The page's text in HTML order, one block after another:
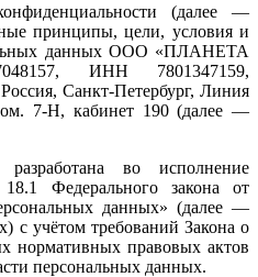
(далее —
принципы, цели, условия и
данных ООО «ПЛАНЕТА
ИНН 7801347159,
Санкт-Петербург, Линия
7-Н, кабинет 190 (далее —
во исполнение
Федерального закона от
данных» (далее —
с учётом требований Закона о
нормативных правовых актов
персональных данных.